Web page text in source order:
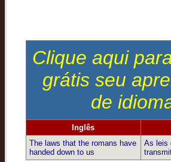
Clique aqui
grátis seu
de
Inglês
The laws that the romans have
handed down to us
As leis